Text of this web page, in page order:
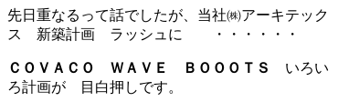
先日重なるって話でしたが、当社㈱アーキテック
ス 新築計画 ラッシュに ・・・・・・
ＣＯＶＡＣＯ ＷＡＶＥ ＢＯＯＯＴＳ いろい
ろ計画が 目白押しです。